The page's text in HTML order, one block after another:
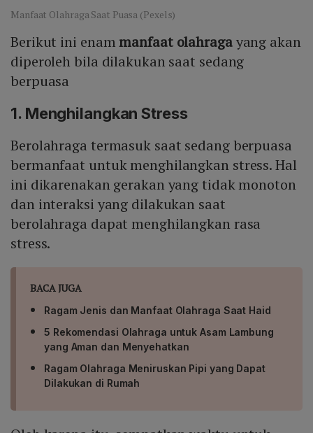
Manfaat Olahraga Saat Puasa (Pexels)
Berikut ini enammanfaat olahragayang akan
diperoleh bila dilakukan saat sedang
berpuasa
1. Menghilangkan Stress
Berolahraga termasuk saat sedang berpuasa
bermanfaat untuk menghilangkan stress. Hal
ini dikarenakan gerakan yang tidak monoton
dan interaksi yang dilakukan saat
berolahraga dapat menghilangkan rasa
stress.
BACA JUGA
Ragam Jenis dan Manfaat Olahraga Saat Haid
5 Rekomendasi Olahraga untuk Asam Lambung
yang Aman dan Menyehatkan
Ragam Olahraga Meniruskan Pipi yang Dapat
Dilakukan di Rumah